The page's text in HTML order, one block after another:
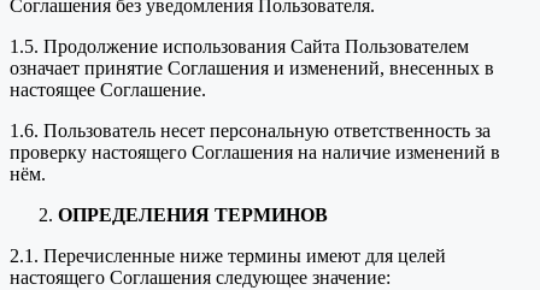
Соглашения без уведомления Пользователя.
1.5. Продолжение использования Сайта Пользователем
означает принятие Соглашения и изменений, внесенных в
настоящее Соглашение.
1.6. Пользователь несет персональную ответственность за
проверку настоящего Соглашения на наличие изменений в
нём.
ОПРЕДЕЛЕНИЯ ТЕРМИНОВ
2.1. Перечисленные ниже термины имеют для целей
настоящего Соглашения следующее значение: